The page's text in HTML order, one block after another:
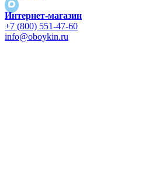
Интернет-магазин
+7 (800) 551-47-60
info@oboykin.ru